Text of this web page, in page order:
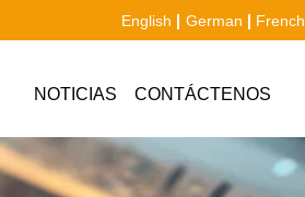
English German French
NOTICIAS CONTÁCTENOS